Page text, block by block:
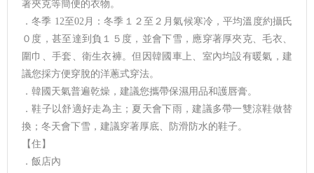
著夾克等簡便的衣物。
．冬季 12至02月：冬季１２至２月氣候寒冷，平均溫度約攝氏
０度，甚至達到負１５度，並會下雪，應穿著厚夾克、毛衣、
圍巾、手套、衛生衣褲。但因韓國車上、室內均設有暖氣，建
議您採方便穿脫的洋蔥式穿法。
．韓國天氣普遍乾燥，建議您攜帶保濕用品和護唇膏。
．鞋子以舒適好走為主；夏天會下雨，建議多帶一雙涼鞋做替
換；冬天會下雪，建議穿著厚底、防滑防水的鞋子。
【住】
．飯店內